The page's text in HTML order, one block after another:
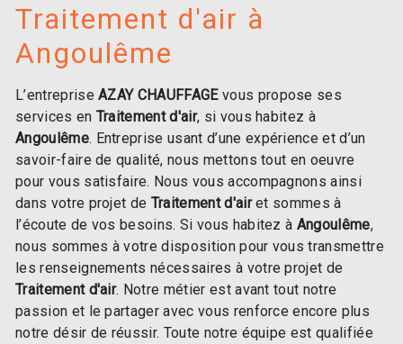
Traitement d'air à
Angoulême
L’entrepriseAZAY CHAUFFAGEvous propose ses
services en Traitement d'air, si vous habitez à
Angoulême. Entreprise usant d’une expérience et d’un
savoir-faire de qualité, nous mettons tout en oeuvre
pour vous satisfaire. Nous vous accompagnons ainsi
dans votre projet de Traitement d'airet sommes à
l’écoute de vos besoins. Si vous habitez à Angoulême,
nous sommes à votre disposition pour vous transmettre
les renseignements nécessaires à votre projet de
Traitement d'air. Notre métier est avant tout notre
passion et le partager avec vous renforce encore plus
notre désir de réussir. Toute notre équipe est qualifiée